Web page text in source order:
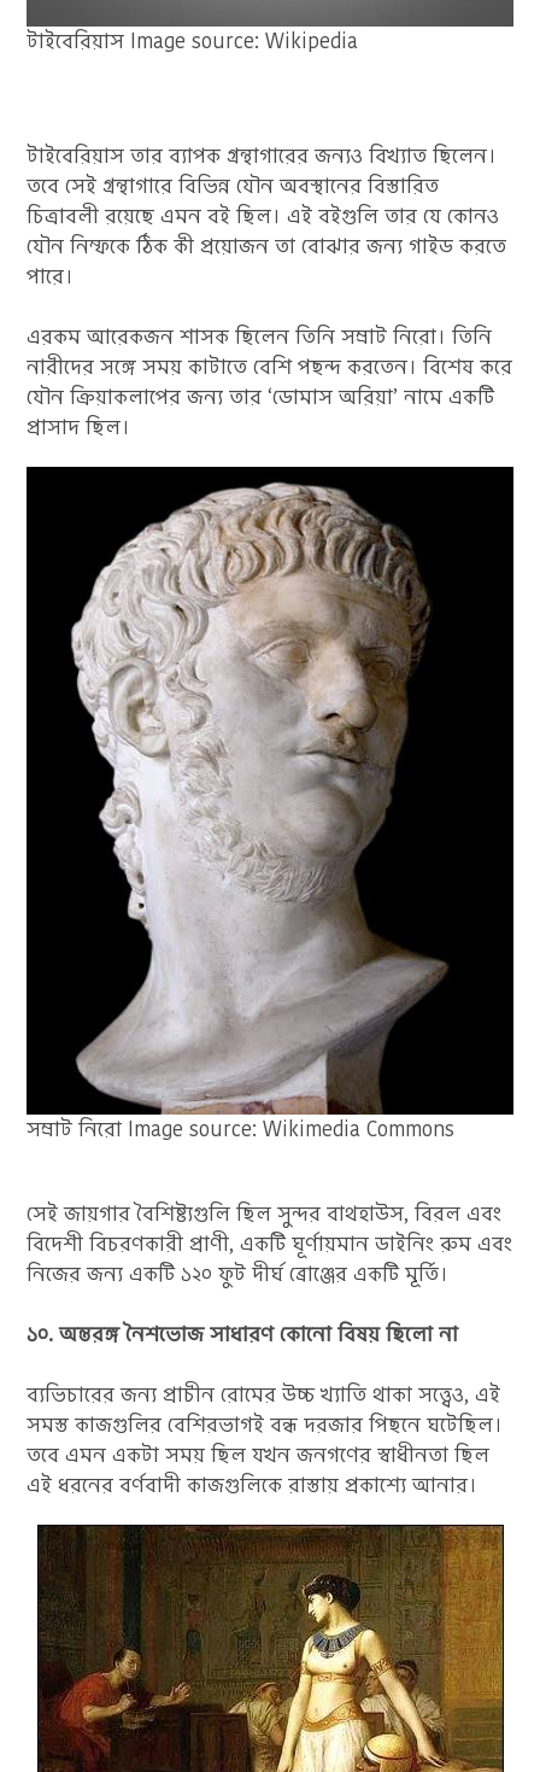
টাইবেরিয়াস Image source: Wikipedia
টাইবেরিয়াস তার ব্যাপক গ্রন্থাগারের জন্যও বিখ্যাত ছিলেন।
তবে সেই গ্রন্থাগারে বিভিন্ন যৌন অবস্থানের বিস্তারিত
চিত্রাবলী রয়েছে এমন বই ছিল। এই বইগুলি তার যে কোনও
যৌন নিম্ফকে ঠিক কী প্রয়োজন তা বোঝার জন্য গাইড করতে
পারে।
এরকম আরেকজন শাসক ছিলেন তিনি সম্রাট নিরো। তিনি
নারীদের সঙ্গে সময় কাটাতে বেশি পছন্দ করতেন। বিশেষ করে
যৌন ক্রিয়াকলাপের জন্য তার ‘ডোমাস অরিয়া’ নামে একটি
প্রাসাদ ছিল।
সম্রাট নিরো Image source: Wikimedia Commons
সেই জায়গার বৈশিষ্ট্যগুলি ছিল সুন্দর বাথহাউস, বিরল এবং
বিদেশী বিচরণকারী প্রাণী, একটি ঘূর্ণায়মান ডাইনিং রুম এবং
নিজের জন্য একটি ১২০ ফুট দীর্ঘ ব্রোঞ্জের একটি মূর্তি।
১০. অন্তরঙ্গ নৈশভোজ সাধারণ কোনো বিষয় ছিলো না
ব্যভিচারের জন্য প্রাচীন রোমের উচ্চ খ্যাতি থাকা সত্ত্বেও, এই
সমস্ত কাজগুলির বেশিরভাগই বন্ধ দরজার পিছনে ঘটেছিল।
তবে এমন একটা সময় ছিল যখন জনগণের স্বাধীনতা ছিল
এই ধরনের বর্ণবাদী কাজগুলিকে রাস্তায় প্রকাশ্যে আনার।